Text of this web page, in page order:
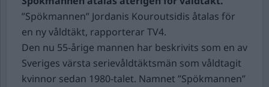
”Spökmannen” Jordanis Kouroutsidis åtalas för
en ny våldtäkt, rapporterar TV4.
Den nu 55-årige mannen har beskrivits som en av
Sveriges värsta serievåldtäktsmän som våldtagit
kvinnor sedan 1980-talet. Namnet ”Spökmannen”